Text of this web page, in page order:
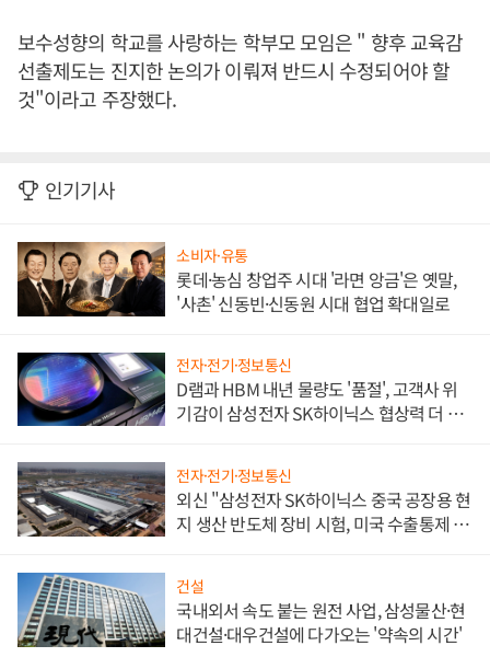
보수성향의 학교를 사랑하는 학부모 모임은 " 향후 교육감
선출제도는 진지한 논의가 이뤄져 반드시 수정되어야 할
것"이라고 주장했다.
인기기사
소비자·유통
롯데·농심 창업주 시대 '라면 앙금'은 옛말,
'사촌' 신동빈·신동원 시대 협업 확대일로
전자·전기·정보통신
D램과 HBM 내년 물량도 '품절', 고객사 위
기감이 삼성전자 SK하이닉스 협상력 더 키
전자·전기·정보통신
외신 "삼성전자 SK하이닉스 중국 공장용 현
지 생산 반도체 장비 시험, 미국 수출통제 대
건설
국내외서 속도 붙는 원전 사업, 삼성물산·현
대건설·대우건설에 다가오는 '약속의 시간'